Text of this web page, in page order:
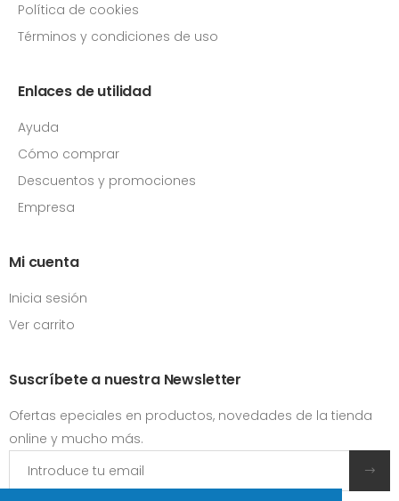
Política de cookies
Términos y condiciones de uso
Enlaces de utilidad
Ayuda
Cómo comprar
Descuentos y promociones
Empresa
Mi cuenta
Inicia sesión
Ver carrito
Suscríbete a nuestra Newsletter
Ofertas epeciales en productos, novedades de la tienda
online y mucho más.